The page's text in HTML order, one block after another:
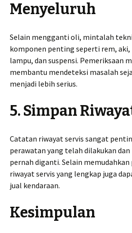
Menyeluruh
Selain mengganti oli, mintalah
komponen penting seperti rem,
lampu, dan suspensi. Pemeriksaan
membantu mendeteksi masalah
menjadi lebih serius.
5. Simpan
Catatan riwayat servis sangat
perawatan yang telah dilakukan
pernah diganti. Selain
riwayat servis yang lengkap juga
jual kendaraan.
Kesimpulan